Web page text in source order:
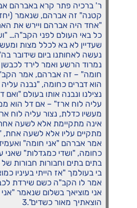
ר' ברכיה פתר קרא באברהם
קטנה" זה אברהם, שנאמר
"אחד היה אברהם ויירש את
כל באי העולם לפני הקב"ה…
שעדיין לא בא לכלל מצות
נעשה לאחותנו ביום שידובר
נמרוד הרשע ואמר לירד
חומה" – זה אברהם, אמר
הוא דברים כחומה, "נבנה
נצילנו ונבנה אותו בעולם "ואם
עליה לוח ארז" – אם דל הוא
מעשיו כדלת, נצור עליה לוח
אינה מתקיימת אלא לשעה
מתקיים עליו אלא לשעה אחת,
אמר אברהם "אני חומה"
כחומה, "ושדי כמגדלות" שאני
בתים בתים וחבורות חבורות של
בי בעולמך "אז הייתי בעיניו
אמר לו הקב"ה כשם שירדת
אני מוציאך בשלום שנאמר
הוצאתיך מאור כשדים".3